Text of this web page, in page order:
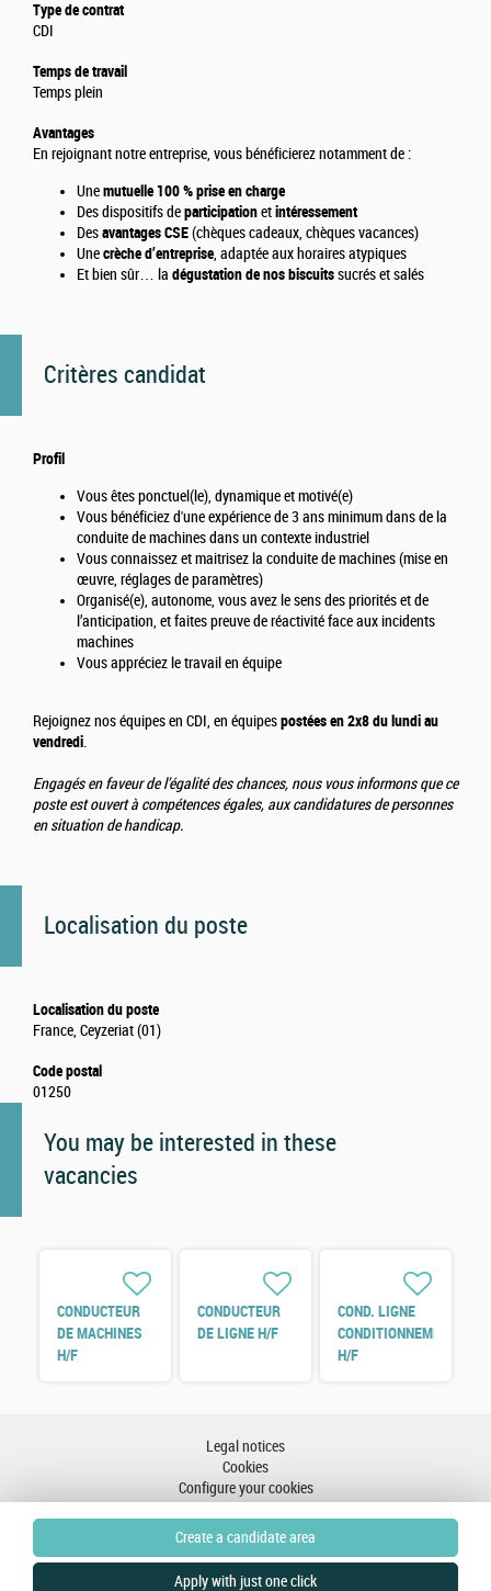
Type de contrat
CDI
Temps de travail
Temps plein
Avantages
En rejoignant notre entreprise, vous bénéficierez notamment de :
Unemutuelle 100 % prise en charge
Des dispositifs departicipationetintéressement
Desavantages CSE(chèques cadeaux, chèques vacances)
Unecrèche d’entreprise, adaptée aux horaires atypiques
Et bien sûr… la dégustation de nos biscuitssucrés et salés
Critères candidat
Profil
Vous êtes ponctuel(le), dynamique et motivé(e)
Vous bénéficiez d'une expérience de 3 ans minimum dans de la
conduite de machines dans un contexte industriel
Vous connaissez et maitrisez la conduite de machines (mise en
œuvre, réglages de paramètres)
Organisé(e), autonome, vous avez le sens des priorités et de
l’anticipation, et faites preuve de réactivité face aux incidents
machines
Vous appréciez le travail en équipe
Rejoignez nos équipes en CDI, en équipespostées en 2x8 du lundi au
vendredi.
Engagés en faveur de l’égalité des chances, nous vous informons que ce
poste est ouvert à compétences égales, aux candidatures de personnes
en situation de handicap.
Localisation du poste
Localisation du poste
France, Ceyzeriat (01)
Code postal
01250
You may be interested in these
vacancies
CONDUCTEUR
DE MACHINES
H/F
CONDUCTEUR
DE LIGNE H/F
COND. LIGNE
CONDITIONNEMENT
H/F
Legal notices
Cookies
Configure your cookies
Sitemap
Go to top